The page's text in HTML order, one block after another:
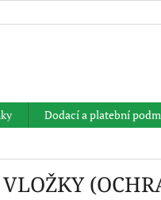
Dodací a platební
VLOŽKY